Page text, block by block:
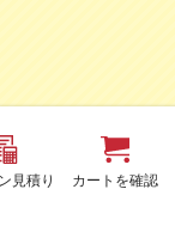
見積り カートを確認